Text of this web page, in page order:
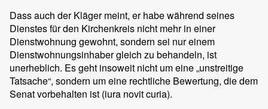
Dass auch der Kläger meint, er habe während seines
Dienstes für den Kirchenkreis nicht mehr in einer
Dienstwohnung gewohnt, sondern sei nur einem
Dienstwohnungsinhaber gleich zu behandeln, ist
unerheblich. Es geht insoweit nicht um eine „unstreitige
Tatsache“, sondern um eine rechtliche Bewertung, die dem
Senat vorbehalten ist (iura novit curia).